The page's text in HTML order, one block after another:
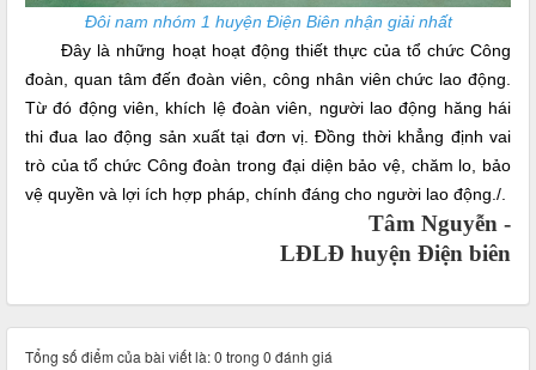
Đôi nam nhóm 1 huyện Điện Biên nhận giải nhất
Đây là những hoạt hoạt động thiết thực của tổ chức Công
đoàn, quan tâm đến đoàn viên, công nhân viên chức lao động.
Từ đó động viên, khích lệ đoàn viên, người lao động hăng hái
thi đua lao động sản xuất tại đơn vị. Đồng thời khẳng định vai
trò của tổ chức Công đoàn trong đại diện bảo vệ, chăm lo, bảo
vệ quyền và lợi ích hợp pháp, chính đáng cho người lao động./.
Tâm Nguyễn -
LĐLĐ huyện Điện biên
Tổng số điểm của bài viết là: 0 trong 0 đánh giá